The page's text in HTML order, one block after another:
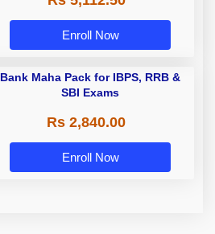
Enroll Now
Bank Maha Pack for IBPS, RRB &
SBI Exams
Rs 2,840.00
Enroll Now